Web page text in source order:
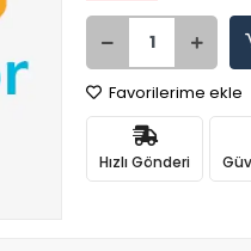
Favorilerime ekle
Hızlı Gönderi